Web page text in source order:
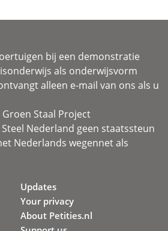
bij een demonstratie
als onderwijsvorm
alleen e-mail van ons als u
Staal Project
Steel Nederland geen staatssteun
Nederlands wegennet als
Updates
Your privacy
About Petities.nl